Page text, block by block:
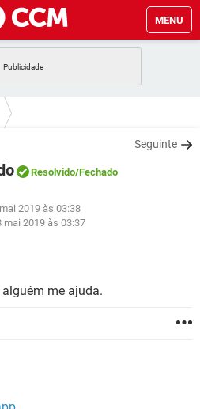
MENU
GMAIL
GMAIL
WHATSAPP
EXCEL
WHATSAPP
GMAIL
Seguinte
Resolvido/Fechado
2019 às 03:38
mai 2019 às 03:37
me ajuda.